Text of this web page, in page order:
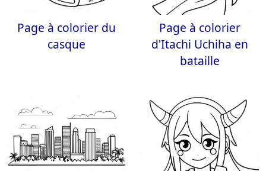
Page à colorier du
casque
Page à colorier
d'Itachi Uchiha en
bataille